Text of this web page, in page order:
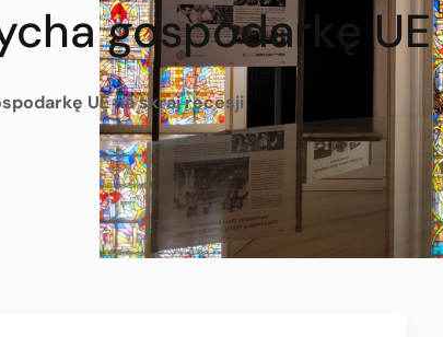
gospodarkę
UE na skraj recesji